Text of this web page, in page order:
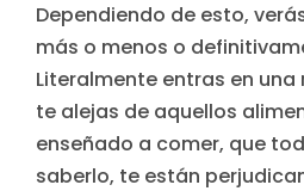
Dependiendo de esto,
más o menos o
Literalmente entras en una
te alejas de aquellos
enseñado a comer, que
saberlo, te están